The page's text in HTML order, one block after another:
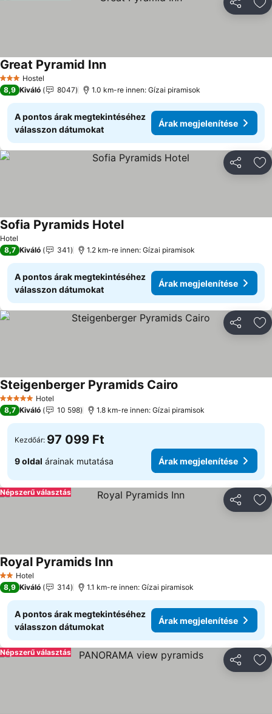
3 Kategória
Hostel
Great Pyramid InnÁrak megjelenítése
8,9 Kiváló 8047 1.0 km-re innen: Gízai piramisok
A pontos árak megtekintéséhez
válasszon dátumokat
Árak megjelenítése
Hotel
Sofia Pyramids HotelÁrak megjelenítése
8,7 Kiváló 341 1.2 km-re innen: Gízai piramisok
A pontos árak megtekintéséhez
válasszon dátumokat
Árak megjelenítése
5 KategóriaHotel
Steigenberger Pyramids Cairo
8,7 Kiváló 10 598 1.8 km-re innen: Gízai piramisok
Kezdőár: 97 099 Ft
9 oldal árainak mutatása Árak megjelenítése
Népszerű választás
2 Kategória
Hotel
Royal Pyramids InnÁrak megjelenítése
8,9 Kiváló 314 1.1 km-re innen: Gízai piramisok
A pontos árak megtekintéséhez
válasszon dátumokat
Árak megjelenítése
Népszerű választás